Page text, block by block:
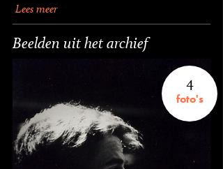
Lees meer
Beelden uit het archief
4
foto's